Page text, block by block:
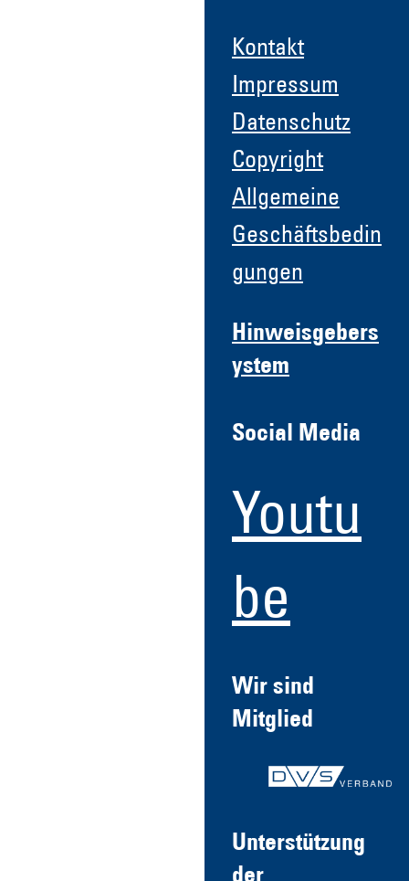
Kontakt
Impressum
Datenschutz
Copyright
Allgemeine
Geschäftsbedin
gungen
Hinweisgebers
ystem
Social Media
Youtu
be
Wir sind
Mitglied
Unterstützung